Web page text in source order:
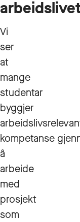
Vi
ser
at
mange
studentar
byggjer
kompetanse
å
arbeide
med
prosjekt
som